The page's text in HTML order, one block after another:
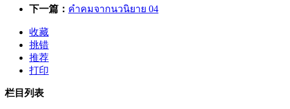
下一篇： คำคมจากนวนิยาย 04
收藏
挑错
推荐
打印
栏目列表